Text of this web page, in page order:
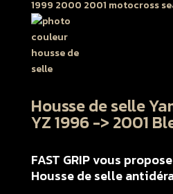
Housse de selle
YZ 1996 -> 2001
FAST GRIP vous
Housse de selle